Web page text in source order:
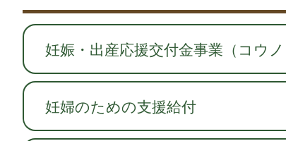
妊娠・出産応援交付金事業（コウ
妊婦のための支援給付